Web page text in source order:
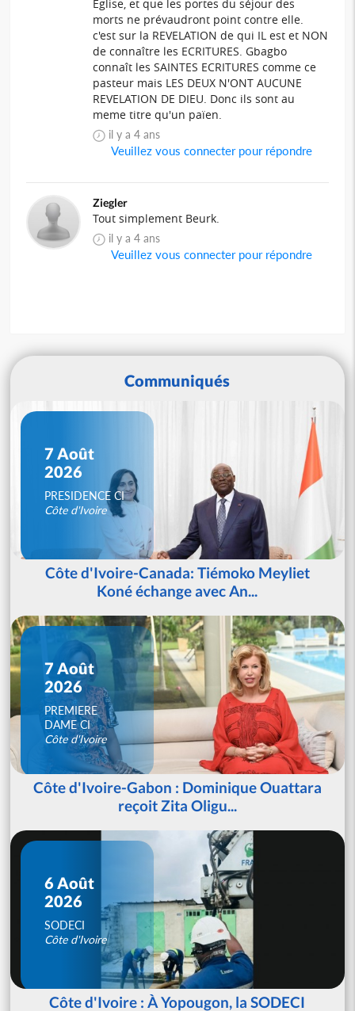
Eglise, et que les portes du séjour des
morts ne prévaudront point contre elle.
c'est sur la REVELATION de qui IL est et NON
de connaître les ECRITURES. Gbagbo
connaît les SAINTES ECRITURES comme ce
pasteur mais LES DEUX N'ONT AUCUNE
REVELATION DE DIEU. Donc ils sont au
meme titre qu'un païen.
il y a 4 ans
Veuillez vous connecter pour répondre
Ziegler
Tout simplement Beurk.
il y a 4 ans
Veuillez vous connecter pour répondre
Communiqués
7 Août
2026
PRESIDENCE CI
Côte d'Ivoire
Côte d'Ivoire-Canada: Tiémoko Meyliet
Koné échange avec An...
7 Août
2026
PREMIERE
DAME CI
Côte d'Ivoire
Côte d'Ivoire-Gabon : Dominique Ouattara
reçoit Zita Oligu...
6 Août
2026
SODECI
Côte d'Ivoire
Côte d'Ivoire : À Yopougon, la SODECI